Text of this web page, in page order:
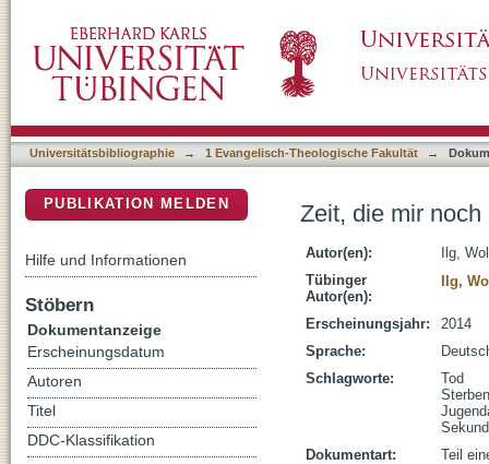
Universitätsbibliographie → 1 Evangelisch-Theologische Fakultät →
Zeit, die mir noch
Autor(en):
Ilg,
Tübinger
Autor(en):
Ilg,
Erscheinungsjahr:
2014
Sprache:
Schlagworte:
Tod
Sterben
Dokumentart:
Teil
PUBLIKATION MELDEN
Hilfe und Informationen
Stöbern
Dokumentanzeige
Erscheinungsdatum
Autoren
Titel
DDC-Klassifikation